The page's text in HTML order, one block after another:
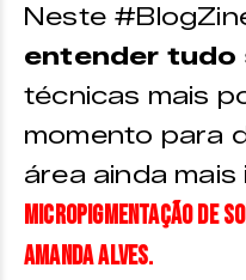
Neste
entender tudo
técnicas mais
momento para
área ainda
micropigmentação de
Amanda Alves.